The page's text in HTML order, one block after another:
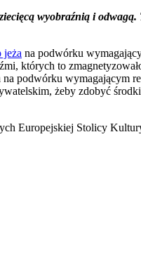
wyobraźnią i
jeża na podwórku
których to
podwórku wymagającym
żeby zdobyć
Europejskiej Stolicy